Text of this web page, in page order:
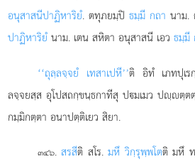
อนุสาสนีปาฏิหาริยํ. ตทุภยมฺปิธมฺมี กถา นาม.
ปาฏิหาริยํ นาม. เตน สหิตา อนุสาสนี เอวธมฺมี
‘‘ถุลฺลจฺจยํ เทสาเปหี’’ติ อิทํ เภทปุเร
ลจฺจยสฺส อุโปสถกฺขนฺธกาทีสุ ปมเมว ปฺตฺต
กมฺมิกตฺตา อนาปตฺติเยว สิยา.
๓๔๖.สรสีติ สโร.มหึ วิกฺรุพฺพโตติ มหึ